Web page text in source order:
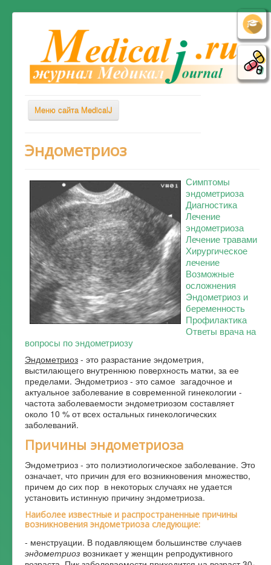
Меню сайта MedicalJ
Симптомы
Заболевания
Диагностика
Лечение
Советы врача
Альтернативная медицина
Форум
Эндометриоз
Симптомы
эндометриоза
Диагностика
Лечение
эндометриоза
Лечение травами
Хирургическое
лечение
Возможные
осложнения
Эндометриоз и
беременность
Профилактика
Ответы врача на
вопросы по эндометриозу
Эндометриоз - это разрастание эндометрия,
выстилающего внутреннюю поверхность матки, за ее
пределами. Эндометриоз - это самое загадочное и
актуальное заболевание в современной гинекологии -
частота заболеваемости эндометриозом составляет
около 10 % от всех остальных гинекологических
заболеваний.
Причины эндометриоза
Эндометриоз - это полиэтиологическое заболевание. Это
означает, что причин для его возникновения множество,
причем до сих пор в некоторых случаях не удается
установить истинную причину эндометриоза.
Наиболее известные и распространенные причины
возникновения эндометриоза следующие:
- менструации. В подавляющем большинстве случаев
эндометриоз возникает у женщин репродуктивного